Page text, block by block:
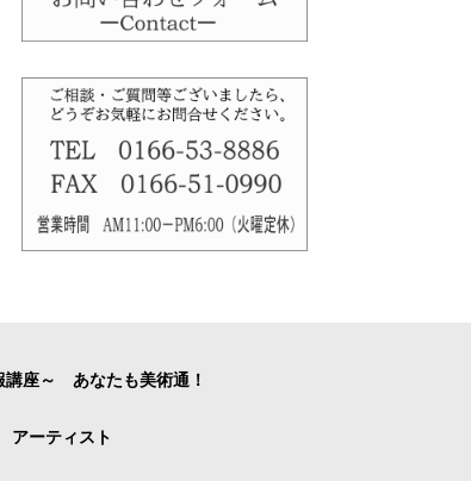
講座～ あなたも美術通！
アーティスト